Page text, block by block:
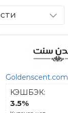
Goldenscent.com
КЭШБЭК:
3.5%